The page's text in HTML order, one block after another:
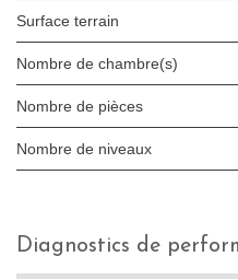
surface terrain
Nombre de chambre(s)
Nombre de pièces
Nombre de niveaux
diagnostics de